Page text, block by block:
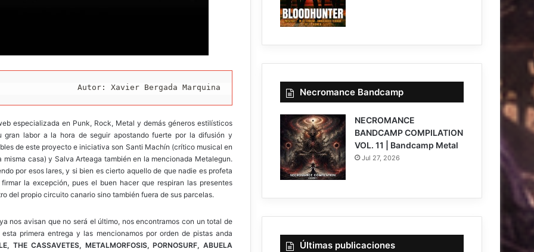
Autor: Xavier Bergada Marquina
especializada en Punk, Rock, Metal y demás géneros estilísticos
labor a la hora de seguir apostando fuerte por la difusión y
de este proyecto e iniciativa son Santi Machín (crítico musical en
casa) y Salva Arteaga también en la mencionada Metalegun.
por esos lares, y si bien es cierto aquello de que nadie es profeta
la excepción, pues el buen hacer que respiran las presentes
del propio circuito canario sino también fuera de sus parcelas.
nos avisan que no será el último, nos encontramos con un total de
primera entrega y las mencionamos por orden de pistas anda
THE CASSAVETES, METALMORFOSIS, PORNOSURF, ABUELA
Necromance Bandcamp
NECROMANCE
BANDCAMP COMPILATION
VOL. 11 | Bandcamp Metal
Jul 27, 2026
Últimas publicaciones